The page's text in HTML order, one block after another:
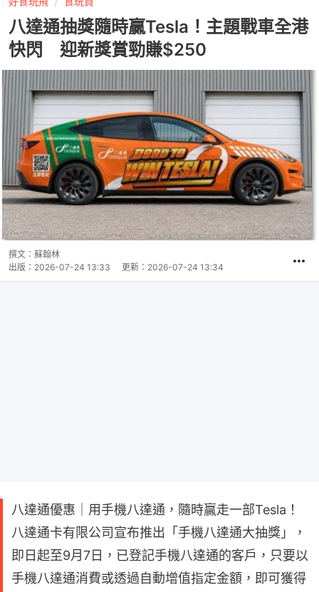
八達通抽獎隨時贏Tesla！主題戰車全港
快閃 迎新獎賞勁賺$250
撰文： 蘇翰林
出版： 2026-07-24 13:33 更新： 2026-07-24 13:34
八達通優惠｜用手機八達通，隨時贏走一部Tesla！
八達通卡有限公司宣布推出「手機八達通大抽獎」，
即日起至9月7日，已登記手機八達通的客戶，只要以
手機八達通消費或透過自動增值指定金額，即可獲得